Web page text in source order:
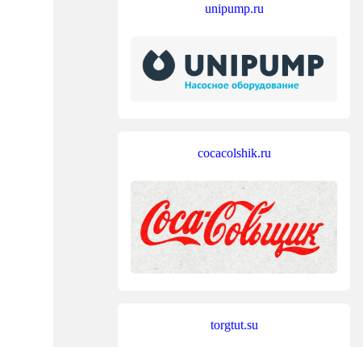
unipump.ru
cocacolshik.ru
torgtut.su